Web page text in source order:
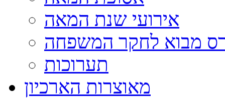
אירועי שנת המאה
מבוא לחקר המשפחה
תערוכות
מאוצרות הארכיון